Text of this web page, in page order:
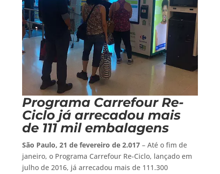
Programa Carrefour Re-
Ciclo já arrecadou mais
de 111 mil embalagens
São Paulo, 21 de fevereiro de 2.017– Até o fim de
janeiro, o Programa Carrefour Re-Ciclo, lançado em
julho de 2016, já arrecadou mais de 111.300